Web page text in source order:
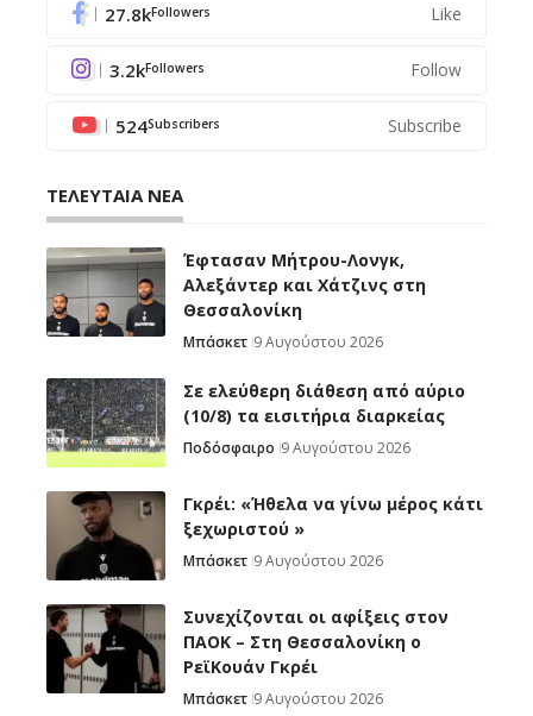
27.8kFollowers Like
3.2kFollowers Follow
524Subscribers Subscribe
ΤΕΛΕΥΤΑΙΑ ΝΕΑ
Έφτασαν Μήτρου-Λονγκ,
Αλεξάντερ και Χάτζινς στη
Θεσσαλονίκη
Μπάσκετ 9 Αυγούστου 2026
Σε ελεύθερη διάθεση από αύριο
(10/8) τα εισιτήρια διαρκείας
Ποδόσφαιρο 9 Αυγούστου 2026
Γκρέι: «Ήθελα να γίνω μέρος κάτι
ξεχωριστού »
Μπάσκετ 9 Αυγούστου 2026
Συνεχίζονται οι αφίξεις στον
ΠΑΟΚ – Στη Θεσσαλονίκη ο
ΡεϊΚουάν Γκρέι
Μπάσκετ 9 Αυγούστου 2026